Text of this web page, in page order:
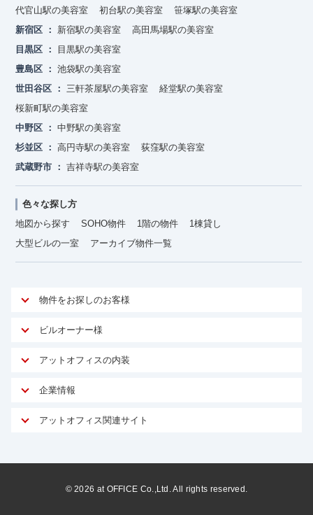
代官山駅の美容室
初台駅の美容室
笹塚駅の美容室
新宿区
新宿駅の美容室
高田馬場駅の美容室
目黒区
目黒駅の美容室
豊島区
池袋駅の美容室
世田谷区
三軒茶屋駅の美容室
経堂駅の美容室
桜新町駅の美容室
中野区
中野駅の美容室
杉並区
高円寺駅の美容室
荻窪駅の美容室
武蔵野市
吉祥寺駅の美容室
色々な探し方
地図から探す
SOHO物件 1階の物件
1棟貸し
大型ビルの一室
アーカイブ物件一覧
物件をお探しのお客様
アットオフィスが選ばれる理由
ご契約者様インタビュー
オフィスお役立ちコラム
ビルオーナー様
オーナー様向けサービス
マイソク作成
物件情報から成約賃料を予測
リノベーション
サブリース
アットオフィスの内装
サービス内容
内装に関するよくある質問
企業情報
アットオフィス関連サイト
アットレジデンス
ビルアド
©2026 at OFFICE Co.,Ltd. All rights reserved.